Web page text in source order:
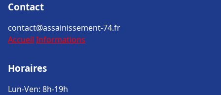
Contact
contact@assainissement-74.fr
Accueil Informations
Horaires
Lun-Ven: 8h-19h